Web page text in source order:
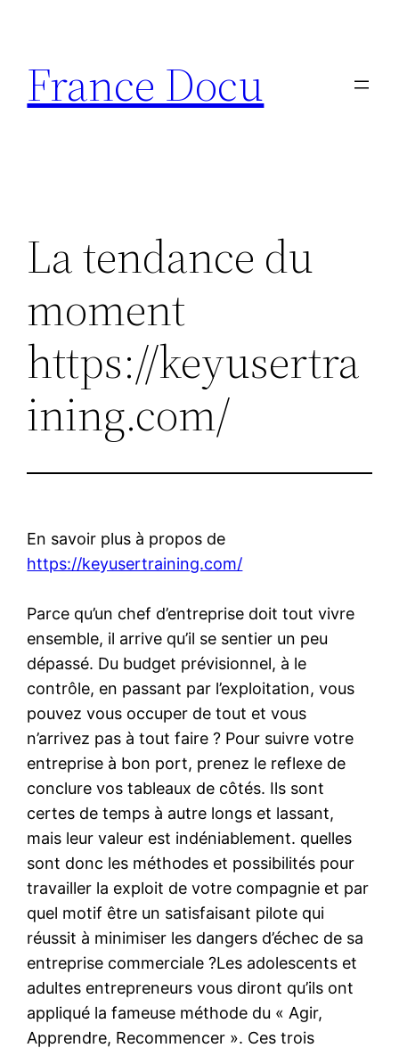
contenu
France Docu
La tendance du
moment
https://keyusertra
ining.com/
En savoir plus à propos de
https://keyusertraining.com/
Parce qu’un chef d’entreprise doit tout vivre
ensemble, il arrive qu’il se sentier un peu
dépassé. Du budget prévisionnel, à le
contrôle, en passant par l’exploitation, vous
pouvez vous occuper de tout et vous
n’arrivez pas à tout faire ? Pour suivre votre
entreprise à bon port, prenez le reflexe de
conclure vos tableaux de côtés. Ils sont
certes de temps à autre longs et lassant,
mais leur valeur est indéniablement. quelles
sont donc les méthodes et possibilités pour
travailler la exploit de votre compagnie et par
quel motif être un satisfaisant pilote qui
réussit à minimiser les dangers d’échec de sa
entreprise commerciale ?Les adolescents et
adultes entrepreneurs vous diront qu’ils ont
appliqué la fameuse méthode du « Agir,
Apprendre, Recommencer ». Ces trois